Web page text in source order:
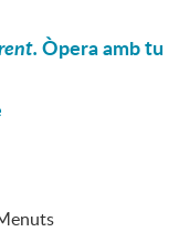
Òpera amb tu